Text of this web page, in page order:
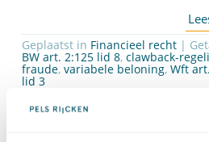
Geplaatst in Financieel recht |
BW art. 2:125 lid 8, clawback-
fraude, variabele beloning, Wft
lid 3